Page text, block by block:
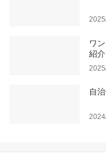
ワ
紹介
自